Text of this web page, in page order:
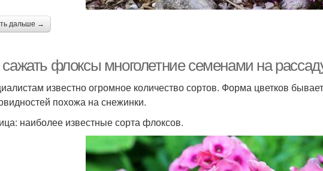
дальше →
сажать флоксы многолетние семенами на
известно огромное количество сортов. Форма цветков
похожа на снежинки.
наиболее известные сорта флоксов.